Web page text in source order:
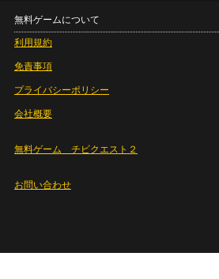
無料ゲームについて
利用規約
免責事項
プライバシーポリシー
会社概要
無料ゲーム チビクエスト２
お問い合わせ